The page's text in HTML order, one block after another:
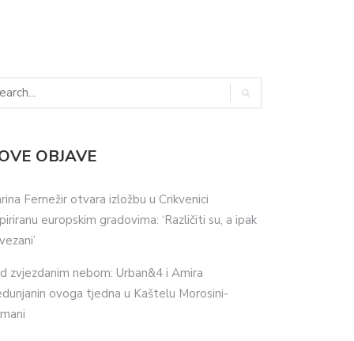
OBJAVE
Fernežir otvara izložbu u Crikvenici
europskim gradovima: ‘Različiti su, a ipak
zvjezdanim nebom: Urban&4 i Amira
ovoga tjedna u Kaštelu Morosini-